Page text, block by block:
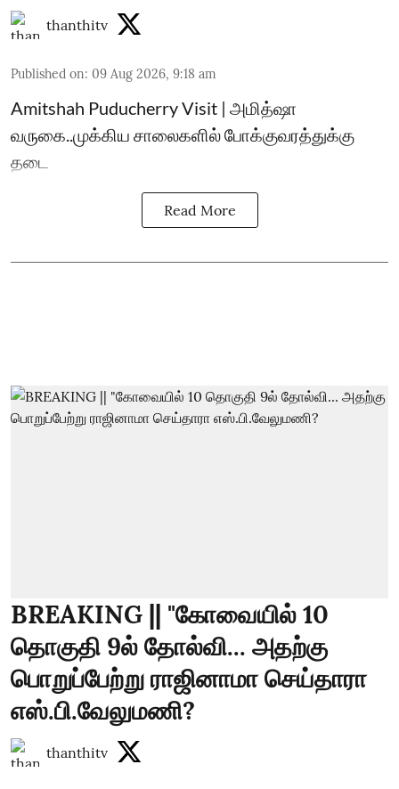
thanthitv
Published on: 09 Aug 2026, 9:18 am
Amitshah Puducherry Visit | அமித்ஷா
வருகை..முக்கிய சாலைகளில் போக்குவரத்துக்கு
தடை
Read More
BREAKING || "கோவையில் 10
தொகுதி 9ல் தோல்வி... அதற்கு
பொறுப்பேற்று ராஜினாமா செய்தாரா
எஸ்.பி.வேலுமணி?
thanthitv